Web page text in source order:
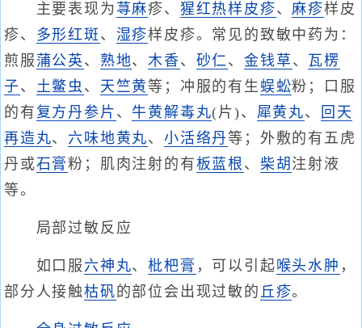
主要表现为荨麻疹、 猩红热样皮疹、麻疹样皮
疹、 多形红斑 、 湿疹样皮疹。常见的致敏中药为：
煎服 蒲公英 、 熟地、木香、 砂仁、金钱草 、 瓦楞
子、 土鳖虫 、 天竺黄等；冲服的有生 蜈蚣粉；口服
的有 复方丹参片 、 牛黄解毒丸(片)、 犀黄丸、
回天
再造丸、 六味地黄丸、小活络丹等；外敷的有五虎
丹或石膏粉；肌肉注射的有板蓝根 、 柴胡 注射液
等。
局部过敏反应
如口服 六神丸、枇杷膏 ，可以引起喉头水肿 ，
部分人接触枯矾 的部位会出现过敏的 丘疹。